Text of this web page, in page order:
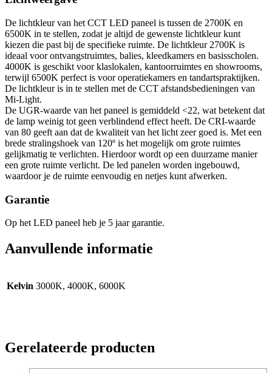
De lichtkleur van het CCT LED paneel is tussen de 2700K en
6500K in te stellen, zodat je altijd de gewenste lichtkleur kunt
kiezen die past bij de specifieke ruimte. De lichtkleur 2700K is
ideaal voor ontvangstruimtes, balies, kleedkamers en basisscholen.
4000K is geschikt voor klaslokalen, kantoorruimtes en showrooms,
terwijl 6500K perfect is voor operatiekamers en tandartspraktijken.
De lichtkleur is in te stellen met de CCT afstandsbedieningen van
Mi-Light.
De UGR-waarde van het paneel is gemiddeld <22, wat betekent dat
de lamp weinig tot geen verblindend effect heeft. De CRI-waarde
van 80 geeft aan dat de kwaliteit van het licht zeer goed is. Met een
brede stralingshoek van 120º is het mogelijk om grote ruimtes
gelijkmatig te verlichten. Hierdoor wordt op een duurzame manier
een grote ruimte verlicht. De led panelen worden ingebouwd,
waardoor je de ruimte eenvoudig en netjes kunt afwerken.
Garantie
Op het LED paneel heb je 5 jaar garantie.
Aanvullende informatie
Kelvin 3000K, 4000K, 6000K
Gerelateerde producten